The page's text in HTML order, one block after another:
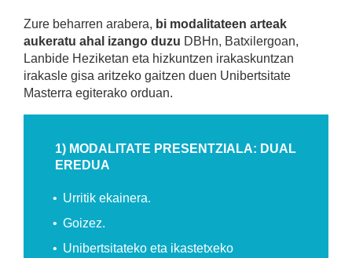
Zure beharren arabera, bi modalitateen arteak
aukeratu ahal izango duzu DBHn, Batxilergoan,
Lanbide Heziketan eta hizkuntzen irakaskuntzan
irakasle gisa aritzeko gaitzen duen Unibertsitate
Masterra egiterako orduan.
1) MODALITATE PRESENTZIALA: DUAL
EREDUA
Urritik ekainera.
Goizez.
Unibertsitateko eta ikastetxeko